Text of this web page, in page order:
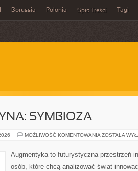
Borussia Polonia Spis Treści Tagi
SYMBIOZA
MOŻLIWOŚĆ KOMENTOWANIA CZŁOWIEK–
ZOSTAŁA
Augmentyka to futurystyczna przestrzeń
osób, które chcą analizować świat